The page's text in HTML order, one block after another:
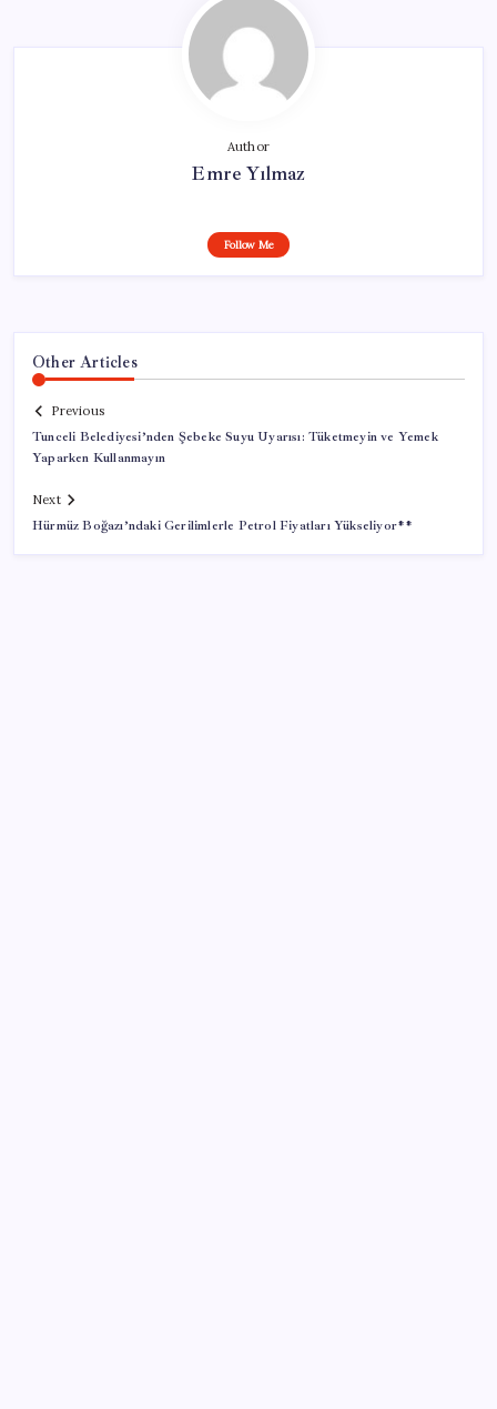
Author
Emre Yılmaz
Follow Me
Other Articles
Previous
Tunceli Belediyesi’nden Şebeke Suyu Uyarısı: Tüketmeyin ve Yemek
Yaparken Kullanmayın
Next
Hürmüz Boğazı’ndaki Gerilimlerle Petrol Fiyatları Yükseliyor**